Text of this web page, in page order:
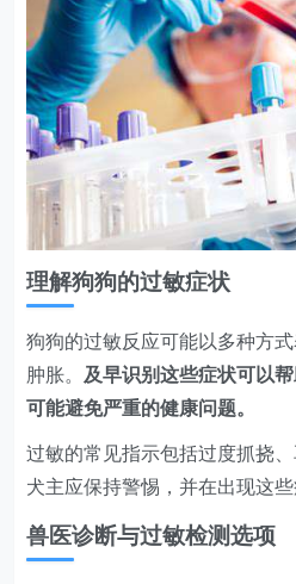
理解狗狗的过敏症状
狗狗的过敏反应可能以多种方
肿胀。 及早识别这些症状可以
可能避免严重的健康问题。
过敏的常见指示包括过度抓挠
犬主应保持警惕，并在出现这些
兽医诊断与过敏检测选项